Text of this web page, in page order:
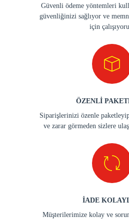
Güvenli ödeme yöntemleri
güvenliğinizi sağlıyor ve
için
ÖZENLİ
Siparişlerinizi özenle
ve zarar görmeden sizlere
İADE
Müşterilerimize kolay ve